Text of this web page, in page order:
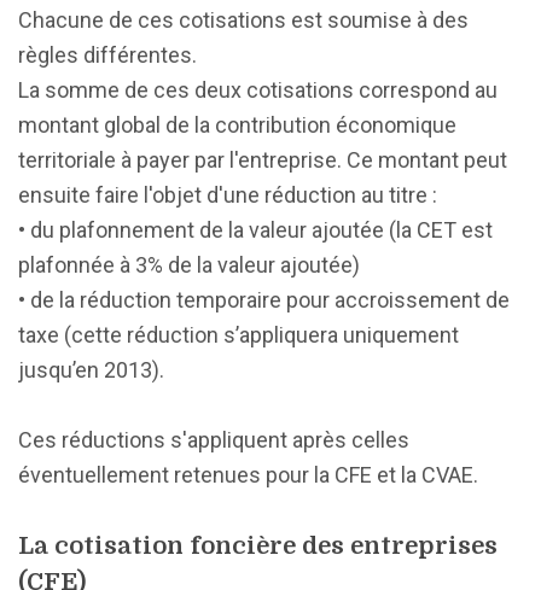
Chacune de ces cotisations est soumise à des
règles différentes.
La somme de ces deux cotisations correspond au
montant global de la contribution économique
territoriale à payer par l'entreprise. Ce montant peut
ensuite faire l'objet d'une réduction au titre :
• du plafonnement de la valeur ajoutée (la CET est
plafonnée à 3% de la valeur ajoutée)
• de la réduction temporaire pour accroissement de
taxe (cette réduction s’appliquera uniquement
jusqu’en 2013).
Ces réductions s'appliquent après celles
éventuellement retenues pour la CFE et la CVAE.
La cotisation foncière des entreprises
(CFE)